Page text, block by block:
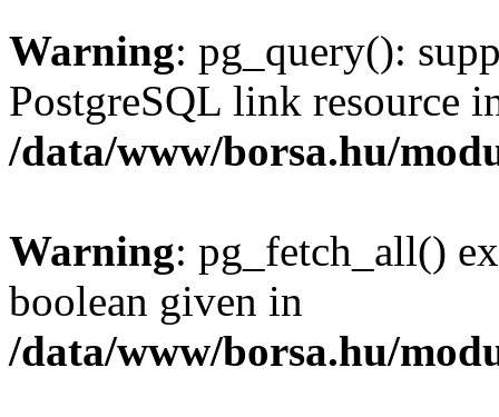
Warning: pg_query():
PostgreSQL link resource
/data/www/borsa.hu/
Warning: pg_fetch_all()
boolean given in
/data/www/borsa.hu/